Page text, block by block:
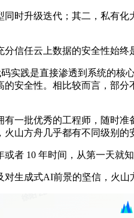
升级迭代；其二，私有化
任云上数据的安全性始终
践是直接渗透到系统的核
安全性。相比较而言，部
批优秀的工程师，随时准
山方舟几乎都有不同级别的
10 年时间，从第一天就知
成式AI前景的坚信，火山